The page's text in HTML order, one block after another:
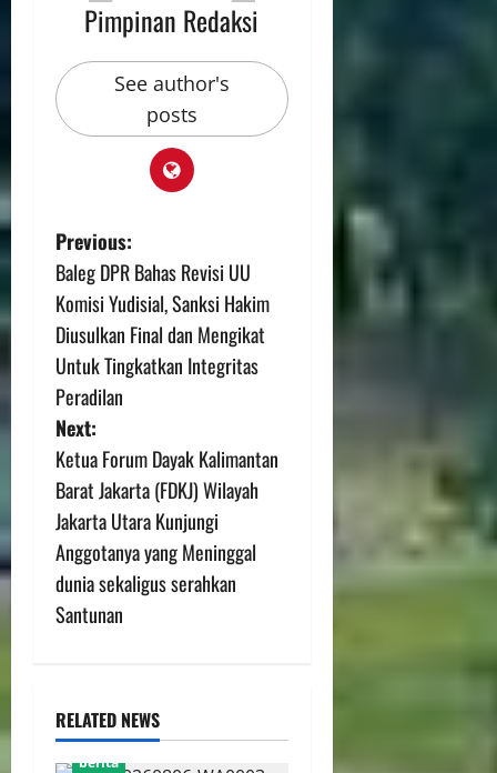
Pimpinan Redaksi
See author's
posts
Previous:
Baleg DPR Bahas Revisi UU
Komisi Yudisial, Sanksi Hakim
Diusulkan Final dan Mengikat
Untuk Tingkatkan Integritas
Peradilan
Next:
Ketua Forum Dayak Kalimantan
Barat Jakarta (FDKJ) Wilayah
Jakarta Utara Kunjungi
Anggotanya yang Meninggal
dunia sekaligus serahkan
Santunan
RELATED NEWS
berita